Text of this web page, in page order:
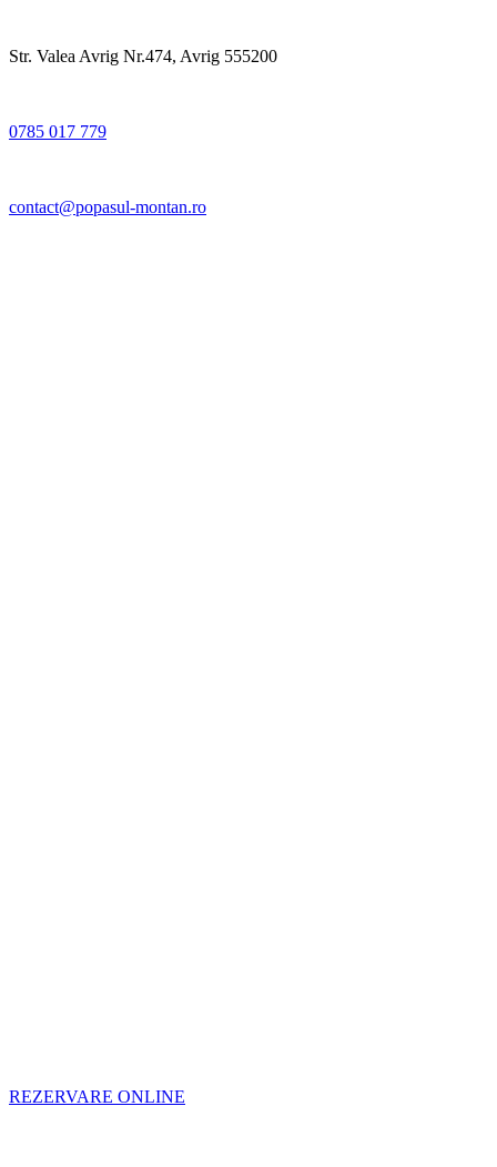
Str. Valea Avrig Nr.474, Avrig 555200
0785 017 779
contact@popasul-montan.ro
REZERVARE ONLINE